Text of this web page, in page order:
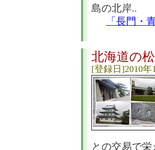
島の北岸..
「長門・
北海道の
[登録日]2010年
との交易で